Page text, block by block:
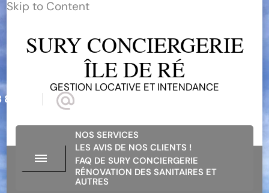
Skip to Content
SURY CONCIERGERIE
ÎLE DE RÉ
GESTION LOCATIVE ET INTENDANCE
68
NOS SERVICES
LES AVIS DE NOS CLIENTS !
FAQ DE SURY CONCIERGERIE
RÉNOVATION DES SANITAIRES ET
AUTRES